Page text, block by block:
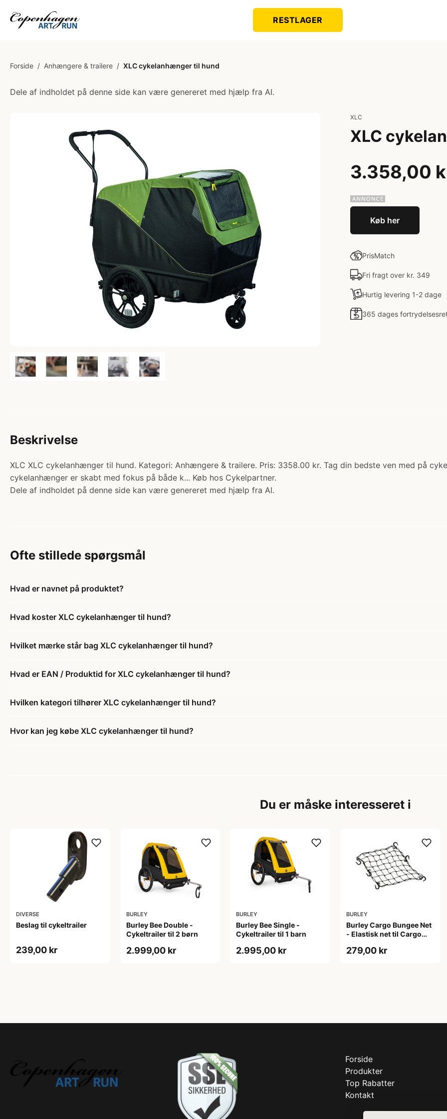
RESTLAGER
Forside / Anhængere & trailere / XLC cykelanhænger til hund
Dele af indholdet på denne side kan være genereret med hjælp fra AI.
XLC
XLC
3.358,00
Køb her
PrisMatch
Fri fragt over kr. 349
Hurtig levering 1-2 dage
365 dages
Beskrivelse
XLC XLC cykelanhænger til hund. Kategori: Anhængere & trailere. Pris: 3358.00 kr. Tag din bedste ven med på
cykelanhænger er skabt med fokus på både k... Køb hos Cykelpartner.
Dele af indholdet på denne side kan være genereret med hjælp fra AI.
Ofte stillede spørgsmål
Hvad er navnet på produktet?
Hvad koster XLC cykelanhænger til hund?
Hvilket mærke står bag XLC cykelanhænger til hund?
Hvad er EAN / Produktid for XLC cykelanhænger til hund?
Hvilken kategori tilhører XLC cykelanhænger til hund?
Hvor kan jeg købe XLC cykelanhænger til hund?
Du er måske interesseret i
DIVERSE
Beslag til cykeltrailer
239,00 kr
BURLEY
Burley Bee Double -
Cykeltrailer til 2 børn
2.999,00 kr
BURLEY
Burley Bee Single -
Cykeltrailer til 1 barn
2.995,00 kr
BURLEY
Burley Cargo Bungee Net
- Elastisk net til Cargo
279,00 kr
Forside
Produkter
Top Rabatter
Kontakt